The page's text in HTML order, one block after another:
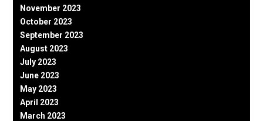
November 2023
October 2023
September 2023
August 2023
July 2023
June 2023
May 2023
April 2023
March 2023